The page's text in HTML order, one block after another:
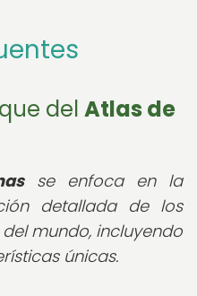
del Atlas de
se enfoca en la
detallada de los
mundo, incluyendo
únicas.